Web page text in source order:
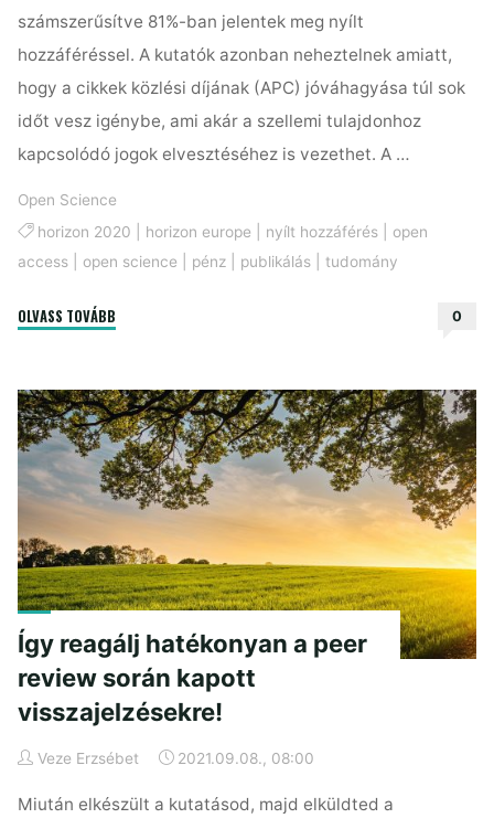
számszerűsítve 81%-ban jelentek meg nyílt
hozzáféréssel. A kutatók azonban neheztelnek amiatt,
hogy a cikkek közlési díjának (APC) jóváhagyása túl sok
időt vesz igénybe, ami akár a szellemi tulajdonhoz
kapcsolódó jogok elvesztéséhez is vezethet. A …
Open Science
horizon 2020
horizon europe nyílt hozzáférés| open
access
open science pénz publikálás |tudomány
OLVASS TOVÁBB
as
publikációk
81%-
a
open
0
Így reagálj hatékonyan a peer
review során kapott
visszajelzésekre!
Veze Erzsébet 2021.09.08., 08:00
Miután elkészült a kutatásod, majd elküldted a